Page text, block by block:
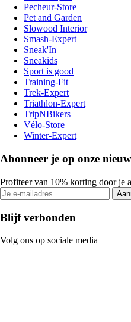
Pecheur-Store
Pet and Garden
Slowood Interior
Smash-Expert
Sneak'In
Sneakids
Sport is good
Training-Fit
Trek-Expert
Triathlon-Expert
TripNBikers
Vélo-Store
Winter-Expert
Abonneer je op onze
Profiteer van 10% korting door je
Blijf verbonden
Volg ons op sociale media